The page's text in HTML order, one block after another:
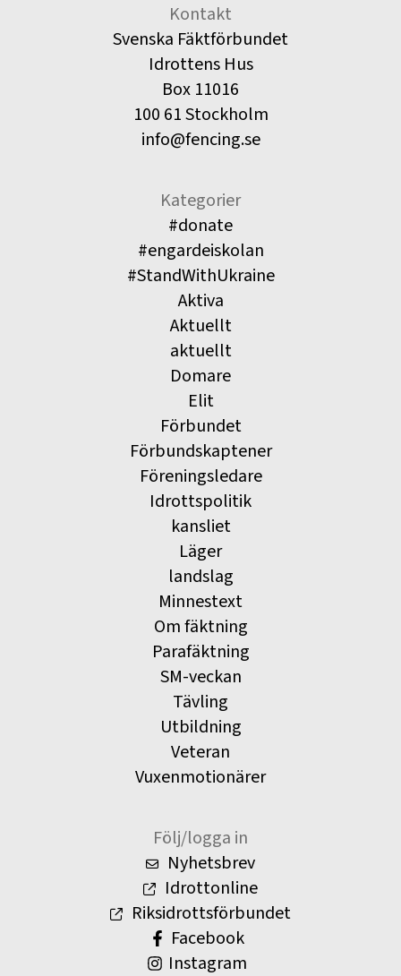
Kontakt
Svenska Fäktförbundet
Idrottens Hus
Box 11016
100 61 Stockholm
info@fencing.se
Kategorier
#donate
#engardeiskolan
#StandWithUkraine
Aktiva
Aktuellt
aktuellt
Domare
Elit
Förbundet
Förbundskaptener
Föreningsledare
Idrottspolitik
kansliet
Läger
landslag
Minnestext
Om fäktning
Parafäktning
SM-veckan
Tävling
Utbildning
Veteran
Vuxenmotionärer
Följ/logga in
Nyhetsbrev
Idrottonline
Riksidrottsförbundet
Facebook
Instagram